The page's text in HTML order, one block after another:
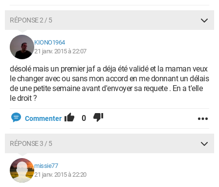
RÉPONSE 2 / 5
KIONO1964
21 janv. 2015 à 22:07
désolé mais un premier jaf a déja été validé et la maman veux
le changer avec ou sans mon accord en me donnant un délais
de une petite semaine avant d'envoyer sa requete . En a t'elle
le droit ?
Commenter 0
RÉPONSE 3 / 5
missie77
21 janv. 2015 à 22:20